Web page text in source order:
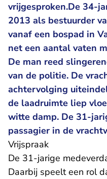
vrijgesproken.De 34-
2013 als bestuurder
vanaf een bospad in
net een aantal vaten
De man reed
van de politie. De
achtervolging
de laadruimte liep
witte damp. De 31-
passagier in de
Vrijspraak
De 31-jarige
Daarbij speelt een rol